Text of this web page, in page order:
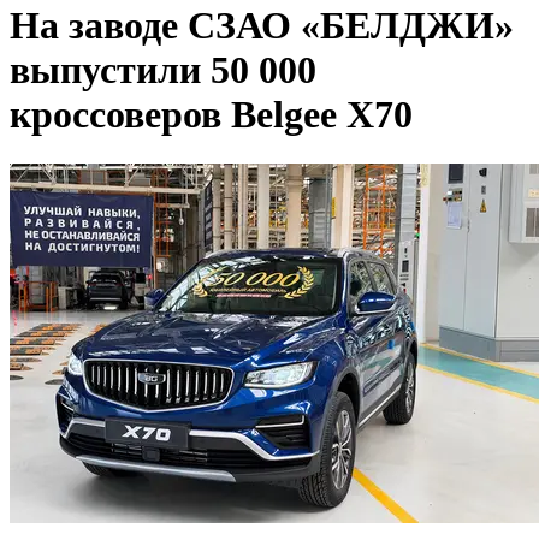
На заводе СЗАО «БЕЛДЖИ»
выпустили 50 000
кроссоверов Belgee X70